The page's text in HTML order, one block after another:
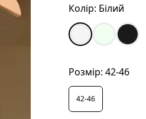
Колір: Білий
Розмір: 42-46
42-46